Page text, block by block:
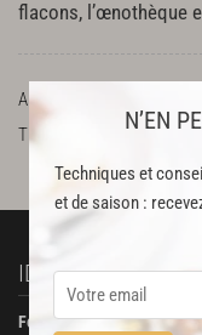
N’EN
Techniques et
et de saison :
flacons, l’œnothèque
ADRESSE
2 avenue
TÉLÉPHONE
00 377 93
IDÉES RECETTES
Foie gras de canard confit